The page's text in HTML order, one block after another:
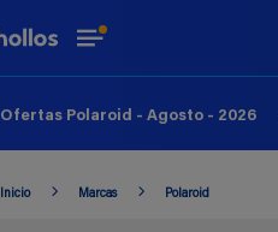
Ofertas Polaroid - Agosto - 2026
Inicio Marcas Polaroid